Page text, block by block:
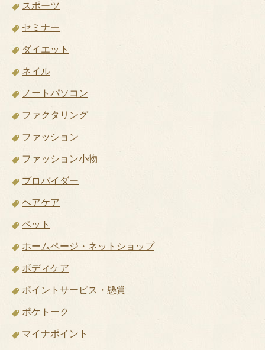
スポーツ
セミナー
ダイエット
ネイル
ノートパソコン
ファクタリング
ファッション
ファッション小物
プロバイダー
ヘアケア
ペット
ホームページ・ネットショップ
ボディケア
ポイントサービス・懸賞
ポケトーク
マイナポイント